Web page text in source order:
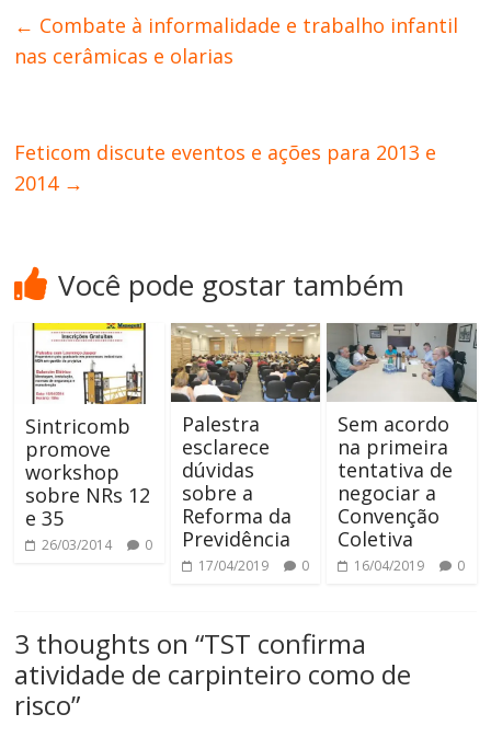
← Combate à informalidade e trabalho infantil
nas cerâmicas e olarias
Feticom discute eventos e ações para 2013 e
2014 →
Você pode gostar também
Sintricomb
promove
workshop
sobre NRs 12
e 35
26/03/2014 0
Palestra
esclarece
dúvidas
sobre a
Reforma da
Previdência
17/04/2019 0
Sem acordo
na primeira
tentativa de
negociar a
Convenção
Coletiva
16/04/2019 0
3 thoughts on “TST confirma
atividade de carpinteiro como de
risco”